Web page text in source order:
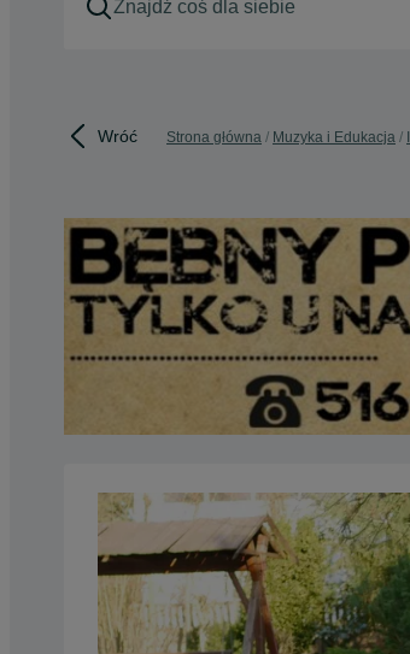
Wróć Strona główna Muzyka i Edukacja